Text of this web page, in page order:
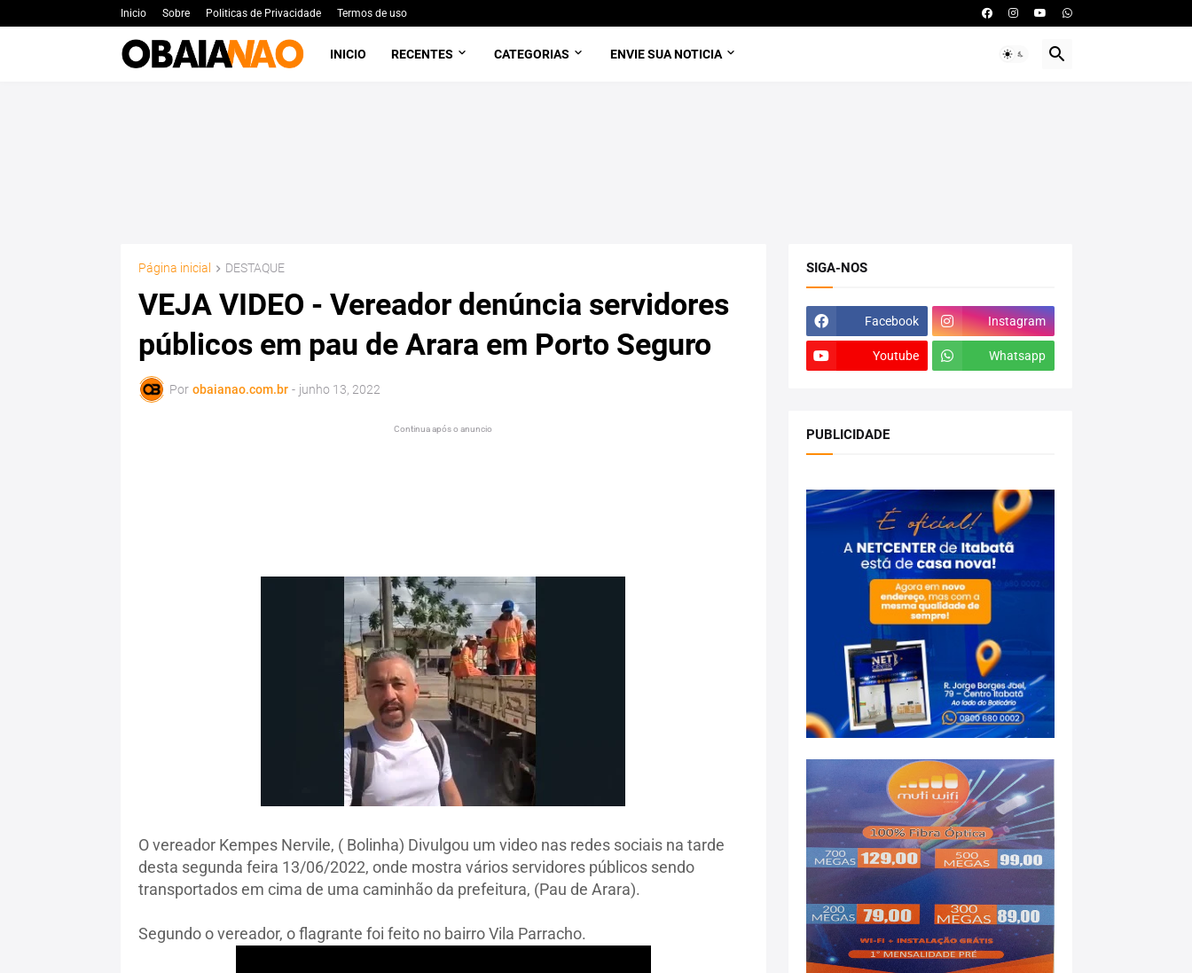
Inicio Sobre Politicas de Privacidade Termos de uso
INICIO RECENTES CATEGORIAS ENVIE SUA NOTICIA
Página inicial DESTAQUE
VEJA VIDEO - Vereador denúncia servidores
públicos em pau de Arara em Porto Seguro
Por obaianao.com.br - junho 13, 2022
Continua após o anuncio
O vereador Kempes Nervile, ( Bolinha) Divulgou um video nas redes sociais na tarde
desta segunda feira 13/06/2022, onde mostra vários servidores públicos sendo
transportados em cima de uma caminhão da prefeitura, (Pau de Arara).
Segundo o vereador, o flagrante foi feito no bairro Vila Parracho.
SIGA-NOS
Facebook Instagram
Youtube Whatsapp
PUBLICIDADE